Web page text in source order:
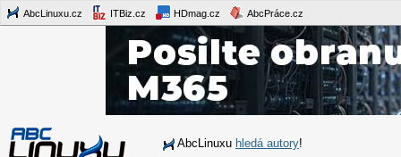
AbcLinuxu.cz ITBiz.cz HDmag.cz AbcPráce.cz
AbcLinuxu hledá autory!